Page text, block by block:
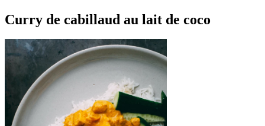
Curry de cabillaud au lait de coco